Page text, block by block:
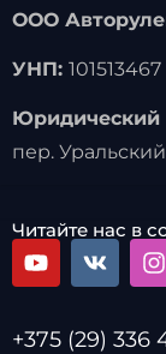
ООО
УНП: 101513467
Юридический
пер.
Читайте нас в
+375 (29) 336